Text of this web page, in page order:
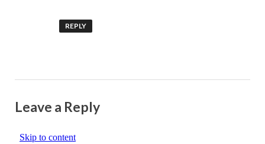
REPLY
Leave a Reply